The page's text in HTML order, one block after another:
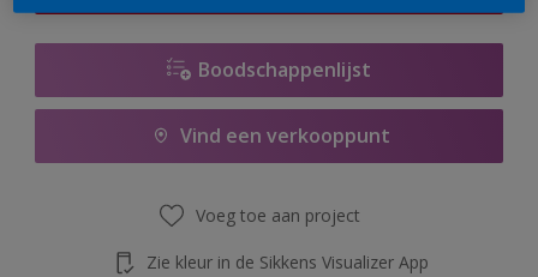
Boodschappenlijst
Vind een verkooppunt
Voeg toe aan project
Zie kleur in de Sikkens Visualizer App